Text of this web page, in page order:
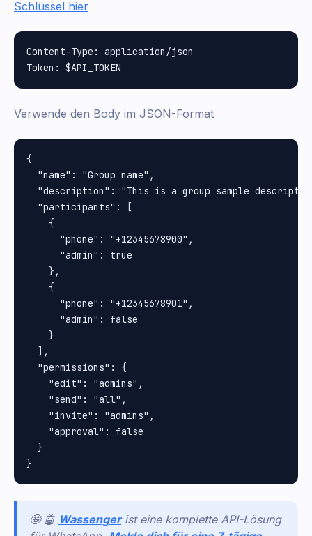
Schlüssel hier
Content-Type: application/json
Verwende den Body im JSON-Format
{
  "name": "Group name",
"description": "This is a group sample
  "participants": [
    {
      "phone": "+12345678900",
      "admin": true
    },
    {
      "phone": "+12345678901",
      "admin": false
    }
  ],
  "permissions": {
    "edit": "admins",
    "send": "all",
    "invite": "admins",
    "approval": false
  }
🤩 🤖 Wassenger ist eine komplette API-Lösung